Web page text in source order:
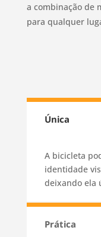
a combinação de
para qualquer
Única
A bicicleta
identidade
deixando ela
Prática